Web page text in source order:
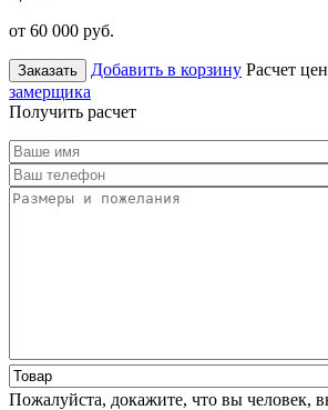
от 60 000 руб.
Заказать Добавить в корзину Расчет
замерщика
Получить расчет
Пожалуйста, докажите, что вы человек,